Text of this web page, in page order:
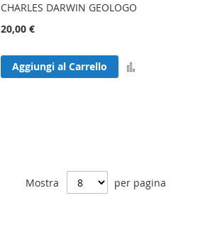
CHARLES DARWIN GEOLOGO
20,00 €
Aggiungi al Carrello
Mostra per pagina